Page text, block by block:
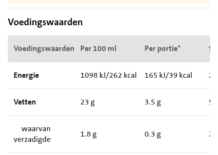
Voedingswaarden
Voedingswaarden Per 100 ml Per portie*
Energie 1098 kJ/262 kcal 165 kJ/39 kcal
Vetten 23 g 3.5 g
waarvan
verzadigde
1.8 g 0.3 g